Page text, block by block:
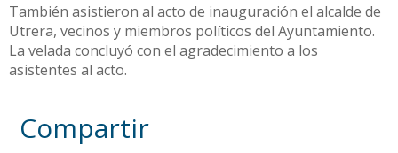
También asistieron al acto de inauguración el alcalde de
Utrera, vecinos y miembros políticos del Ayuntamiento.
La velada concluyó con el agradecimiento a los
asistentes al acto.
Compartir